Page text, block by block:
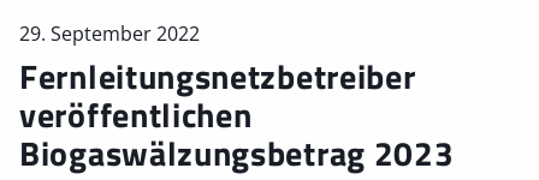
29. September 2022
Fernleitungsnetzbetreiber
veröffentlichen
Biogaswälzungsbetrag 2023